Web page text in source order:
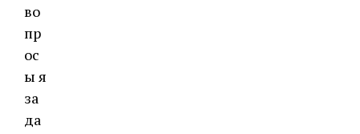
во
пр
ос
ы я
за
да